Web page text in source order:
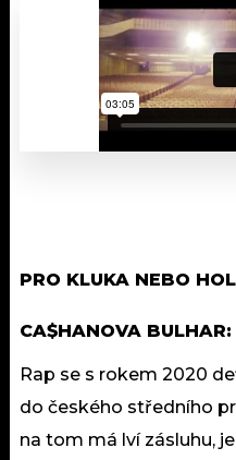
PRO KLUKA NEBO
CA$HANOVA
Rap se s rokem 2020
do českého středního
na tom má lví zásluhu,